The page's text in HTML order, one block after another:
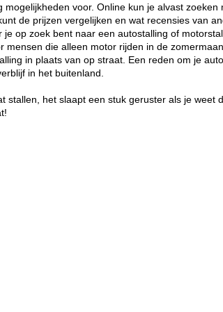
voor. Online kun je alvast zoeken
de prijzen vergelijken en wat recensies van
op zoek bent naar een autostalling of
mensen die alleen motor rijden in de
in plaats van op straat. Een reden om je
in het buitenland.
stallen, het slaapt een stuk geruster als je weet